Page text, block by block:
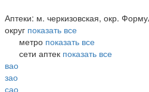
Аптеки: м. черкизовская, окр.
округ показать все
метро показать все
сети аптек показать все
вао
зао
сао